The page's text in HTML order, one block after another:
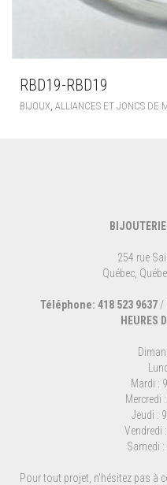
RBD19-RBD19
BIJOUX ALLIANCES ET JONCS DE
254 rue
Québec,
Téléphone: 418 523 9637 /
HEURES
Mardi :
Mercredi
Jeudi :
Vendredi
Samedi
Pour tout projet, n'hésitez pas à